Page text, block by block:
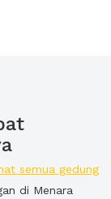
semua gedung
di Menara